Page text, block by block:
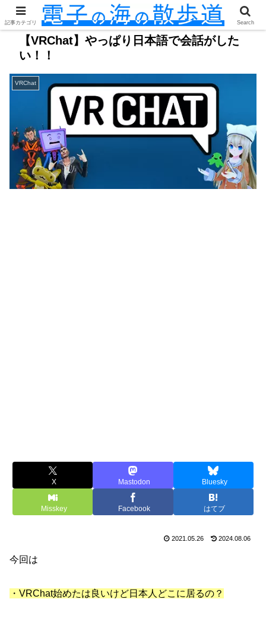
【VRChat】やっぱり日本語で会話がした
い！！
VRChat
X Mastodon Bluesky
Misskey Facebook はてブ
2021.05.26 2024.08.06
今回は
・VRChat始めたは良いけど日本人どこに居るの？
記事カテゴリ Search